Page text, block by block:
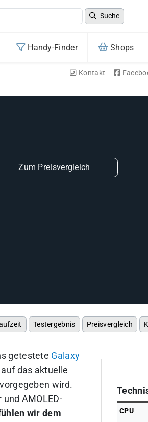
Suche
Handy-Finder Shops
Kontakt
Zum Preisvergleich
Testergebnis Preisvergleich
getestete Galaxy
das aktuelle
wird.
AMOLED-
wir dem
CPU